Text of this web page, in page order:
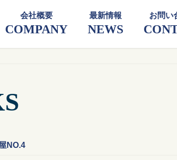
会社概要
COMPANY
最新情報
NEWS
お問い
NO.4